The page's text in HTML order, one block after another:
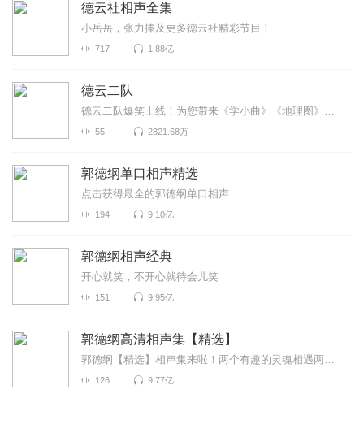
德云社相声全集
小岳岳，张力捧及更多德云社精彩节目！
717 1.88亿
德云二队
德云二队爆笑上线！为您带来《学小曲》《地理图》《歌曲漫谈》等高能相声！各种爆笑包袱等你解锁！一次...
55 2821.68万
郭德纲单口相声精选
点击获得最全的郭德纲单口相声
194 9.10亿
郭德纲相声经典
开心就笑，不开心就待会儿笑
151 9.95亿
郭德纲高清相声集【精选】
郭德纲【精选】相声集来啦！两个有趣的灵魂相遇两个可爱的演员同台郭德纲+于谦=无限快乐！作为德云社...
126 9.77亿